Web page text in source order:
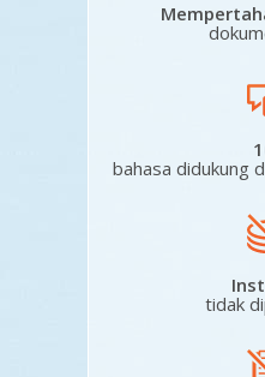
bahasa didukung
tidak